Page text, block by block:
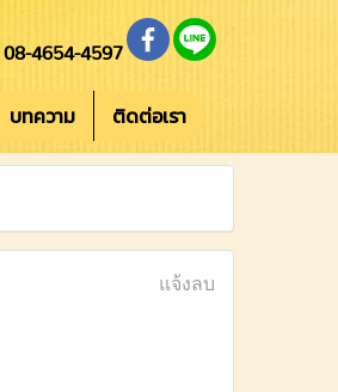
4654-4597
บทความ ติดต่อเรา
แจ้งลบ